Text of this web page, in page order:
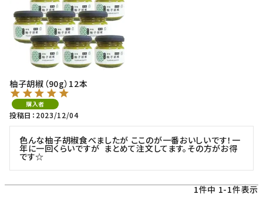
柚子胡椒（90g）12本
購入者
投稿日 2023/12/04
色んな柚子胡椒食べましたが ここのが一番おいしいです！一
年に一回くらいですが  まとめて注文してます。その方がお得
です☆
1件中 1-1件表示